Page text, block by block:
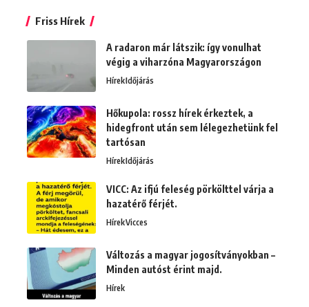
Friss Hírek
A radaron már látszik: így vonulhat
végig a viharzóna Magyarországon
HírekIdőjárás
Hőkupola: rossz hírek érkeztek, a
hidegfront után sem lélegezhetünk fel
tartósan
HírekIdőjárás
VICC: Az ifjú feleség pörkölttel várja a
hazatérő férjét.
HírekVicces
Változás a magyar jogosítványokban –
Minden autóst érint majd.
Hírek